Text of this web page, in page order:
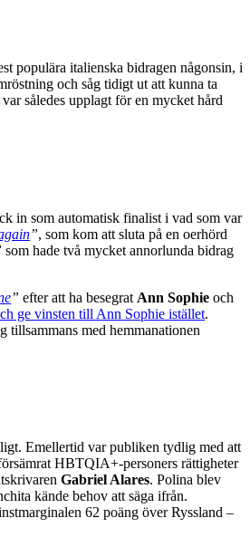
populära italienska bidragen någonsin, i
och såg tidigt ut att kunna ta
således upplagt för en mycket hård
in som automatisk finalist i vad som var
”, som kom att sluta på en oerhörd
som hade två mycket annorlunda bidrag
” efter att ha besegrat Ann Sophie och
ge vinsten till Ann Sophie istället.
tillsammans med hemmanationen
Emellertid var publiken tydlig med att
HBTQIA+-personers rättigheter
Gabriel Alares. Polina blev
kände behov att säga ifrån.
62 poäng över Ryssland –